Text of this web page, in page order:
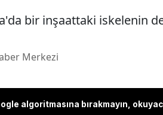
bir inşaattaki iskelenin
Merkezi
algoritmasına bırakmayın,